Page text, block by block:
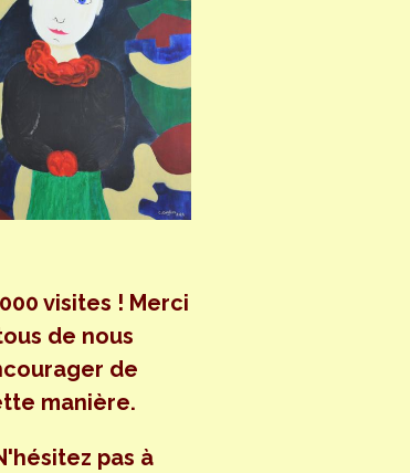
visites ! Merci
de nous
de
manière.
pas à